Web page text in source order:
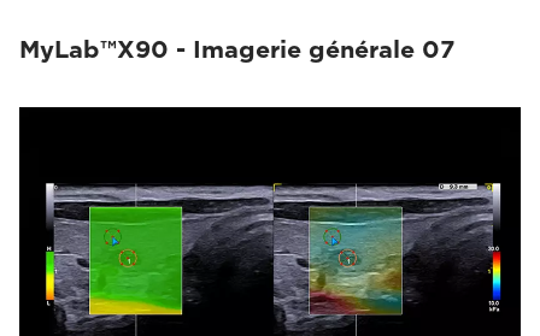
MyLab™X90 - Imagerie générale 07